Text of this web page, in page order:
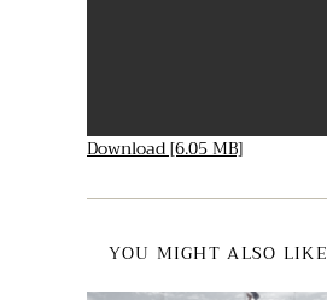
Download [6.05 MB]
YOU MIGHT ALSO LIKE